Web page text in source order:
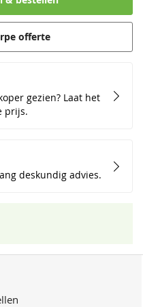
gezien? Laat het
prijs.
deskundig advies.
offerte